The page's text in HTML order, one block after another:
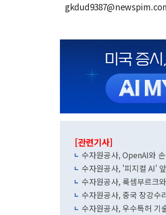
[관련기사]
수자원공사, OpenAI와
수자원공사, '피지컬 AI'
수자원공사, 룩셈부르크
수자원공사, 중국 장강수
수자원공사, 우수특허 기